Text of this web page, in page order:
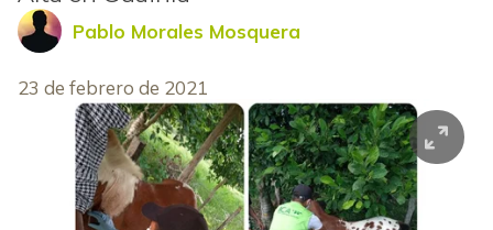
Pablo Morales Mosquera
23 de febrero de 2021